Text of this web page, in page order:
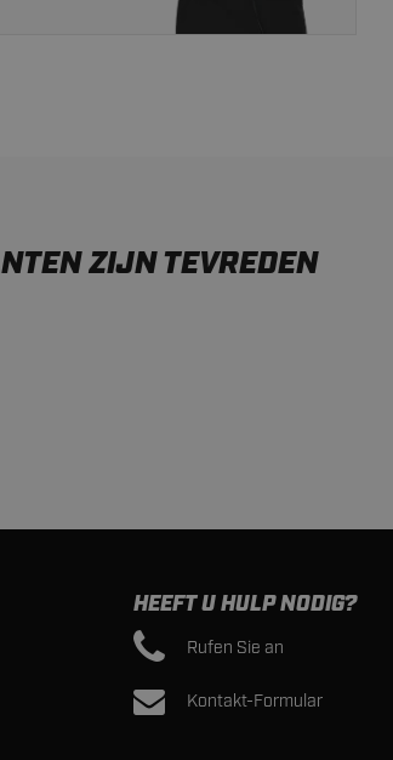
ZIJN TEVREDEN
HEEFT U HULP NODIG?
Rufen Sie an
Kontakt-Formular